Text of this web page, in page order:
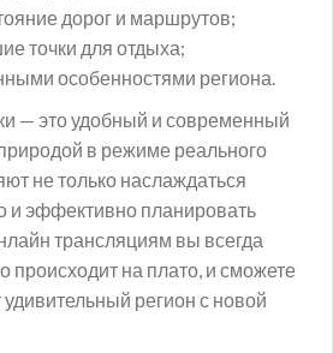
дорог и маршрутов;
точки для отдыха;
особенностями региона.
— это удобный и современный
в режиме реального
не только наслаждаться
и эффективно планировать
трансляциям вы всегда
происходит на плато, и сможете
удивительный регион с новой